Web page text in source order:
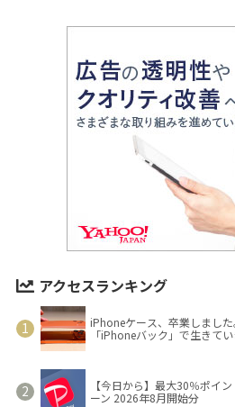
アクセスランキング
iPhoneケース、卒業しまし
「iPhoneバック」で生きてい
【今日から】最大30％ポイ
ーン 2026年8月開始分